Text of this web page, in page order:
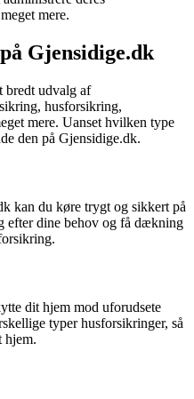
mere.
Gjensidige.dk
bredt udvalg af
husforsikring,
mere. Uanset hvilken type
den på Gjensidige.dk.
kan du køre trygt og sikkert på
efter dine behov og få dækning
dit hjem mod uforudsete
typer husforsikringer, så
hjem.